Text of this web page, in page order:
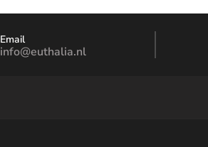
Email
info@euthalia.nl